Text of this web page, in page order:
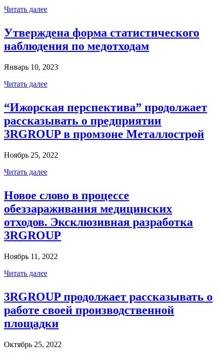
Читать далее
Утверждена форма статистического
наблюдения по медотходам
Январь 10, 2023
Читать далее
“Ижорская перспектива” продолжает
рассказывать о предприятии
3RGROUP в промзоне Металлострой
Ноябрь 25, 2022
Читать далее
Новое слово в процессе
обеззараживания медицинских
отходов. Эксклюзивная разработка
3RGROUP
Ноябрь 11, 2022
Читать далее
3RGROUP продолжает рассказывать о
работе своей производственной
площадки
Октябрь 25, 2022